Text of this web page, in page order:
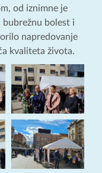
od iznimne je
bolest i
napredovanje
kvaliteta života.